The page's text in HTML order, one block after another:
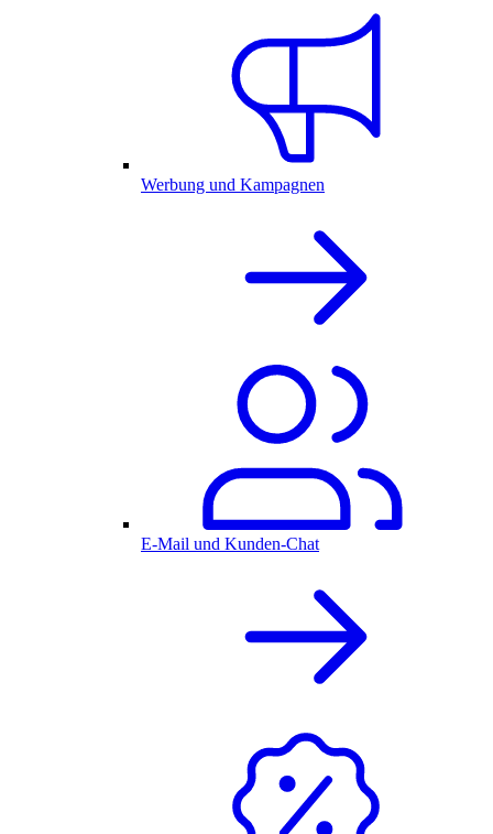
Werbung und Kampagnen
E-Mail und Kunden-Chat